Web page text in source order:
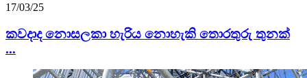
17/03/25
කවදාද නොසලකා හැරිය නොහැකි තොරතුරු තුනක්
...